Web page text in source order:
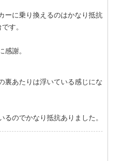
ーに乗り換えるのはかなり抵抗
す。
感謝。
裏あたりは浮いている感じにな
のでかなり抵抗ありました。